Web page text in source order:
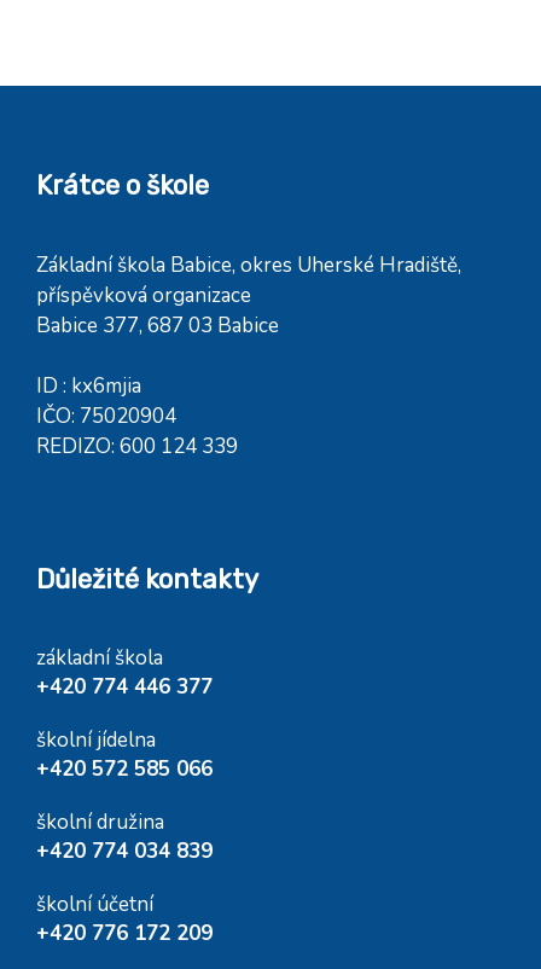
Krátce o škole
Základní škola Babice, okres Uherské Hradiště,
příspěvková organizace
Babice 377, 687 03 Babice
ID : kx6mjia
IČO: 75020904
REDIZO: 600 124 339
Důležité kontakty
základní škola
+420 774 446 377
školní jídelna
+420 572 585 066
školní družina
+420 774 034 839
školní účetní
+420 776 172 209